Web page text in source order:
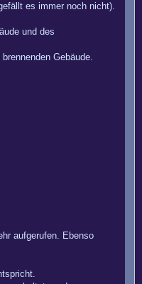
es immer noch nicht).
und des
Gebäude.
aufgerufen. Ebenso